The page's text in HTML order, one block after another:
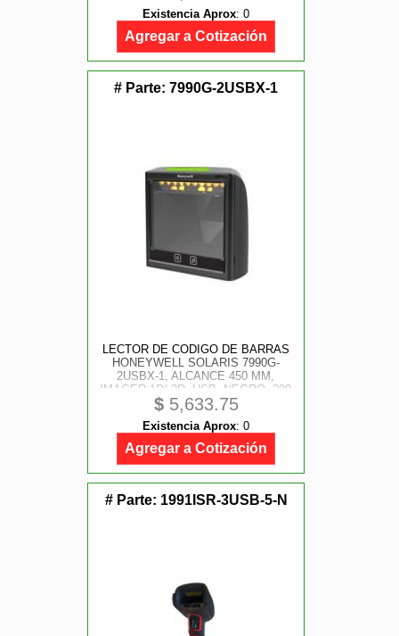
Existencia Aprox: 0
Agregar a Cotización
# Parte: 7990G-2USBX-1
LECTOR DE CODIGO DE BARRAS
HONEYWELL SOLARIS 7990G-
2USBX-1, ALCANCE 450 MM,
IMAGER 1D/ 2D, USB, NEGRO, 200
LECTURAS POR SEGUNDO, NO
INCLUYE BASE
$5,633.75
Existencia Aprox: 0
Agregar a Cotización
# Parte: 1991ISR-3USB-5-N